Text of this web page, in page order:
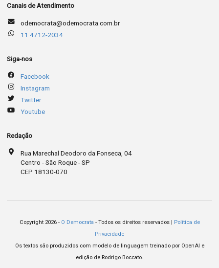
Canais de Atendimento
odemocrata@odemocrata.com.br
11 4712-2034
Siga-nos
Facebook
Instagram
Twitter
Youtube
Redação
Rua Marechal Deodoro da Fonseca, 04
Centro - São Roque - SP
CEP 18130-070
Copyright 2026 - O Democrata - Todos os direitos reservados |
Política de
Privacidade
Os textos são produzidos com modelo de linguagem treinado por OpenAI e
edição de Rodrigo Boccato.